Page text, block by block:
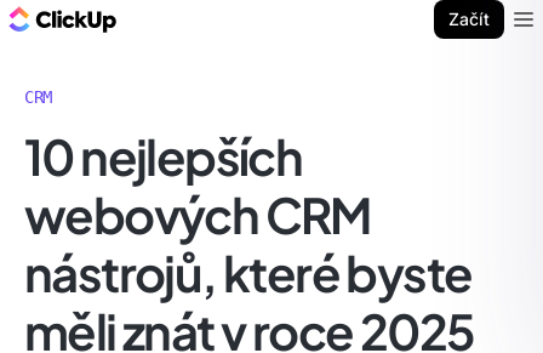
Začít
CRM
10 nejlepších
webových CRM
nástrojů, které byste
měli znát v roce 2025